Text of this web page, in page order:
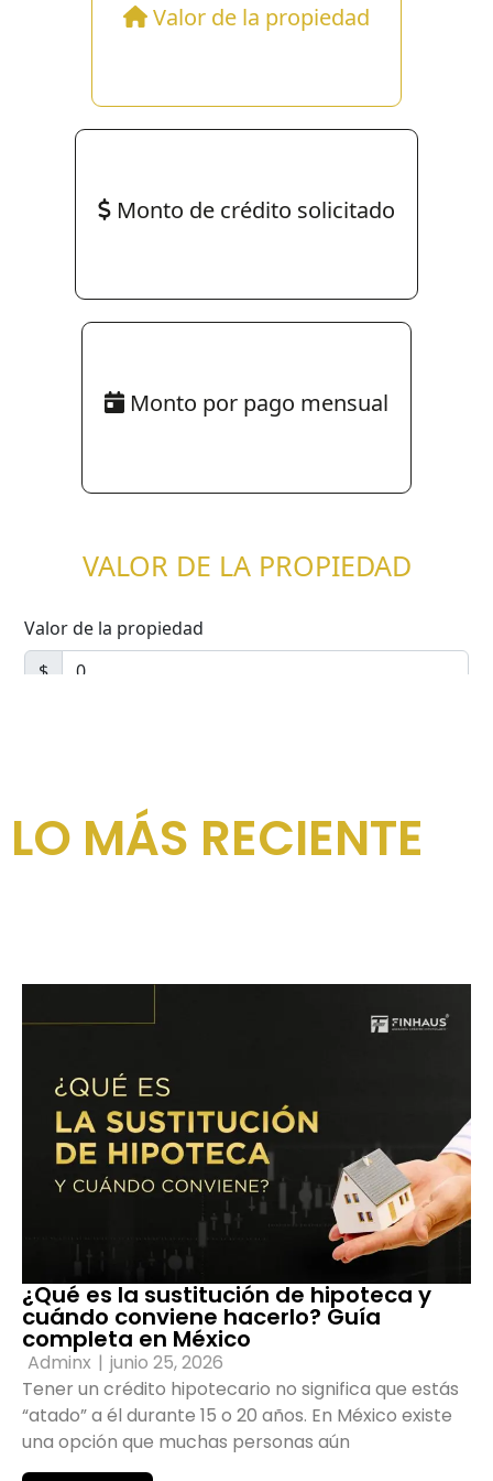
LO MÁS RECIENTE
¿Qué es la sustitución de hipoteca y
cuándo conviene hacerlo? Guía
completa en México
Adminx | junio 25, 2026
Tener un crédito hipotecario no significa que estás
“atado” a él durante 15 o 20 años. En México existe
una opción que muchas personas aún